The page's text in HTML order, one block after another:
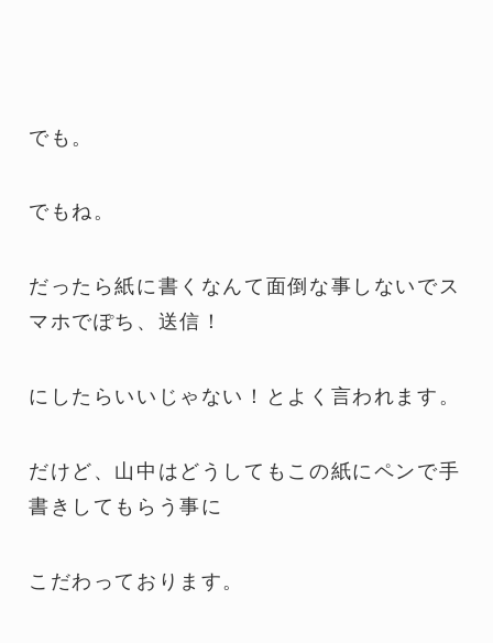
でも。
でもね。
だったら紙に書くなんて面倒な事しないでス
マホでぽち、送信！
にしたらいいじゃない！とよく言われます。
だけど、山中はどうしてもこの紙にペンで手
書きしてもらう事に
こだわっております。